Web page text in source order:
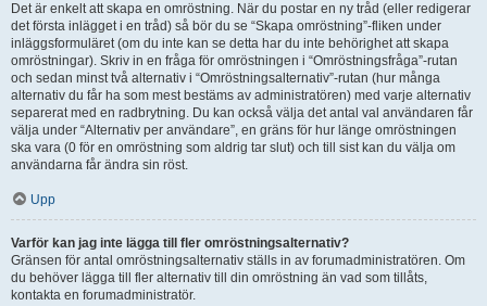
Det är enkelt att skapa en omröstning. När du postar en ny tråd (eller redigerar
det första inlägget i en tråd) så bör du se “Skapa omröstning”-fliken under
inläggsformuläret (om du inte kan se detta har du inte behörighet att skapa
omröstningar). Skriv in en fråga för omröstningen i “Omröstningsfråga”-rutan
och sedan minst två alternativ i “Omröstningsalternativ”-rutan (hur många
alternativ du får ha som mest bestäms av administratören) med varje alternativ
separerat med en radbrytning. Du kan också välja det antal val användaren får
välja under “Alternativ per användare”, en gräns för hur länge omröstningen
ska vara (0 för en omröstning som aldrig tar slut) och till sist kan du välja om
användarna får ändra sin röst.
Upp
Varför kan jag inte lägga till fler omröstningsalternativ?
Gränsen för antal omröstningsalternativ ställs in av forumadministratören. Om
du behöver lägga till fler alternativ till din omröstning än vad som tillåts,
kontakta en forumadministratör.